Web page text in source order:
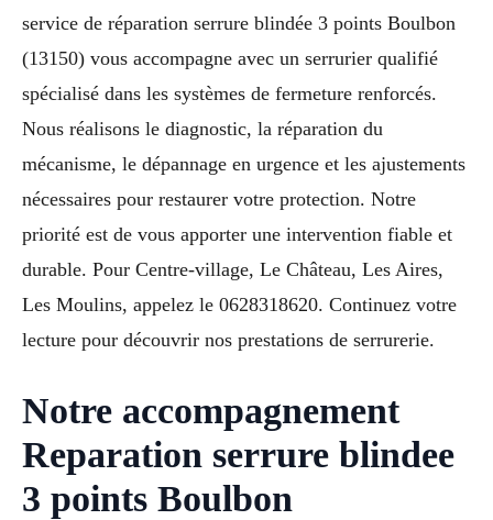
service de réparation serrure blindée 3 points Boulbon
(13150) vous accompagne avec un serrurier qualifié
spécialisé dans les systèmes de fermeture renforcés.
Nous réalisons le diagnostic, la réparation du
mécanisme, le dépannage en urgence et les ajustements
nécessaires pour restaurer votre protection. Notre
priorité est de vous apporter une intervention fiable et
durable. Pour Centre-village, Le Château, Les Aires,
Les Moulins, appelez le 0628318620. Continuez votre
lecture pour découvrir nos prestations de serrurerie.
Notre accompagnement
Reparation serrure blindee
3 points Boulbon